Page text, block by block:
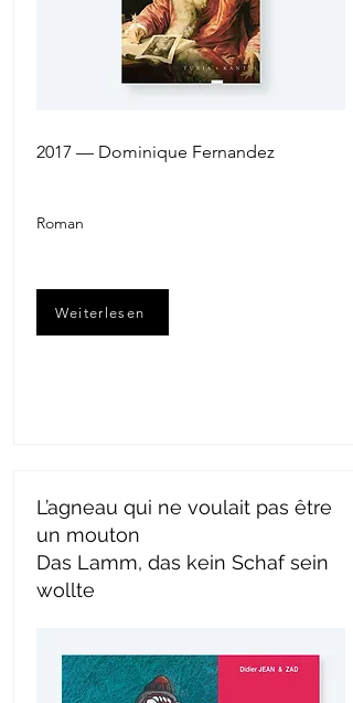
2017 — Dominique Fernandez
Roman
Weiterlesen
L’agneau qui ne voulait pas être
un mouton
Das Lamm, das kein Schaf sein
wollte